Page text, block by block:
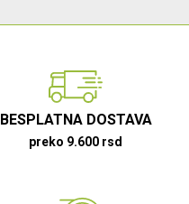
BESPLATNA DOSTAVA
preko 9.600 rsd